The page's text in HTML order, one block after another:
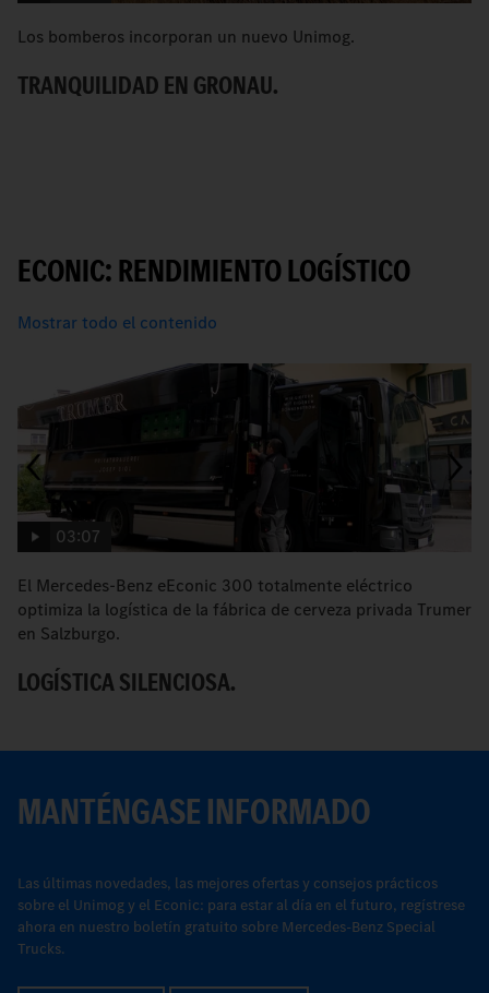
Los bomberos incorporan un nuevo Unimog.
TRANQUILIDAD EN GRONAU.
ECONIC: RENDIMIENTO LOGÍSTICO
Mostrar todo el contenido
03:07
El Mercedes-Benz eEconic 300 totalmente eléctrico
optimiza la logística de la fábrica de cerveza privada Trumer
en Salzburgo.
LOGÍSTICA SILENCIOSA.
MANTÉNGASE INFORMADO
Las últimas novedades, las mejores ofertas y consejos prácticos
sobre el Unimog y el Econic: para estar al día en el futuro, regístrese
ahora en nuestro boletín gratuito sobre Mercedes-Benz Special
Trucks.